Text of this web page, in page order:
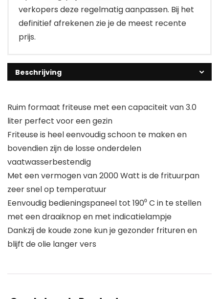
verkopers deze regelmatig aanpassen. Bij het
definitief afrekenen zie je de meest recente
prijs.
Beschrijving
Ruim formaat friteuse met een capaciteit van 3.0
liter perfect voor een gezin
Friteuse is heel eenvoudig schoon te maken en
bovendien zijn de losse onderdelen
vaatwasserbestendig
Met een vermogen van 2000 Watt is de frituurpan
zeer snel op temperatuur
Eenvoudig bedieningspaneel tot 190⁰ C in te stellen
met een draaiknop en met indicatielampje
Dankzij de koude zone kun je gezonder frituren en
blijft de olie langer vers